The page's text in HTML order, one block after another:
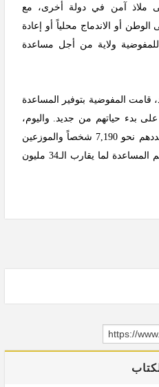
ملاذ آمن في دولة أخرى، مع
الوطن أو الاندماج محلياً أو إعادة
ولاية من أجل مساعدة
المفوضية بتوفير المساعدة
بدء حياتهم من جديد. واليوم،
يستمر موظفو المفوضية البالغ عددهم نحو 7,190 شخصاً والموزعين
على أكثر من 120 بلداً، في تقديم المساعدة لما يقارب الـ34 مليون